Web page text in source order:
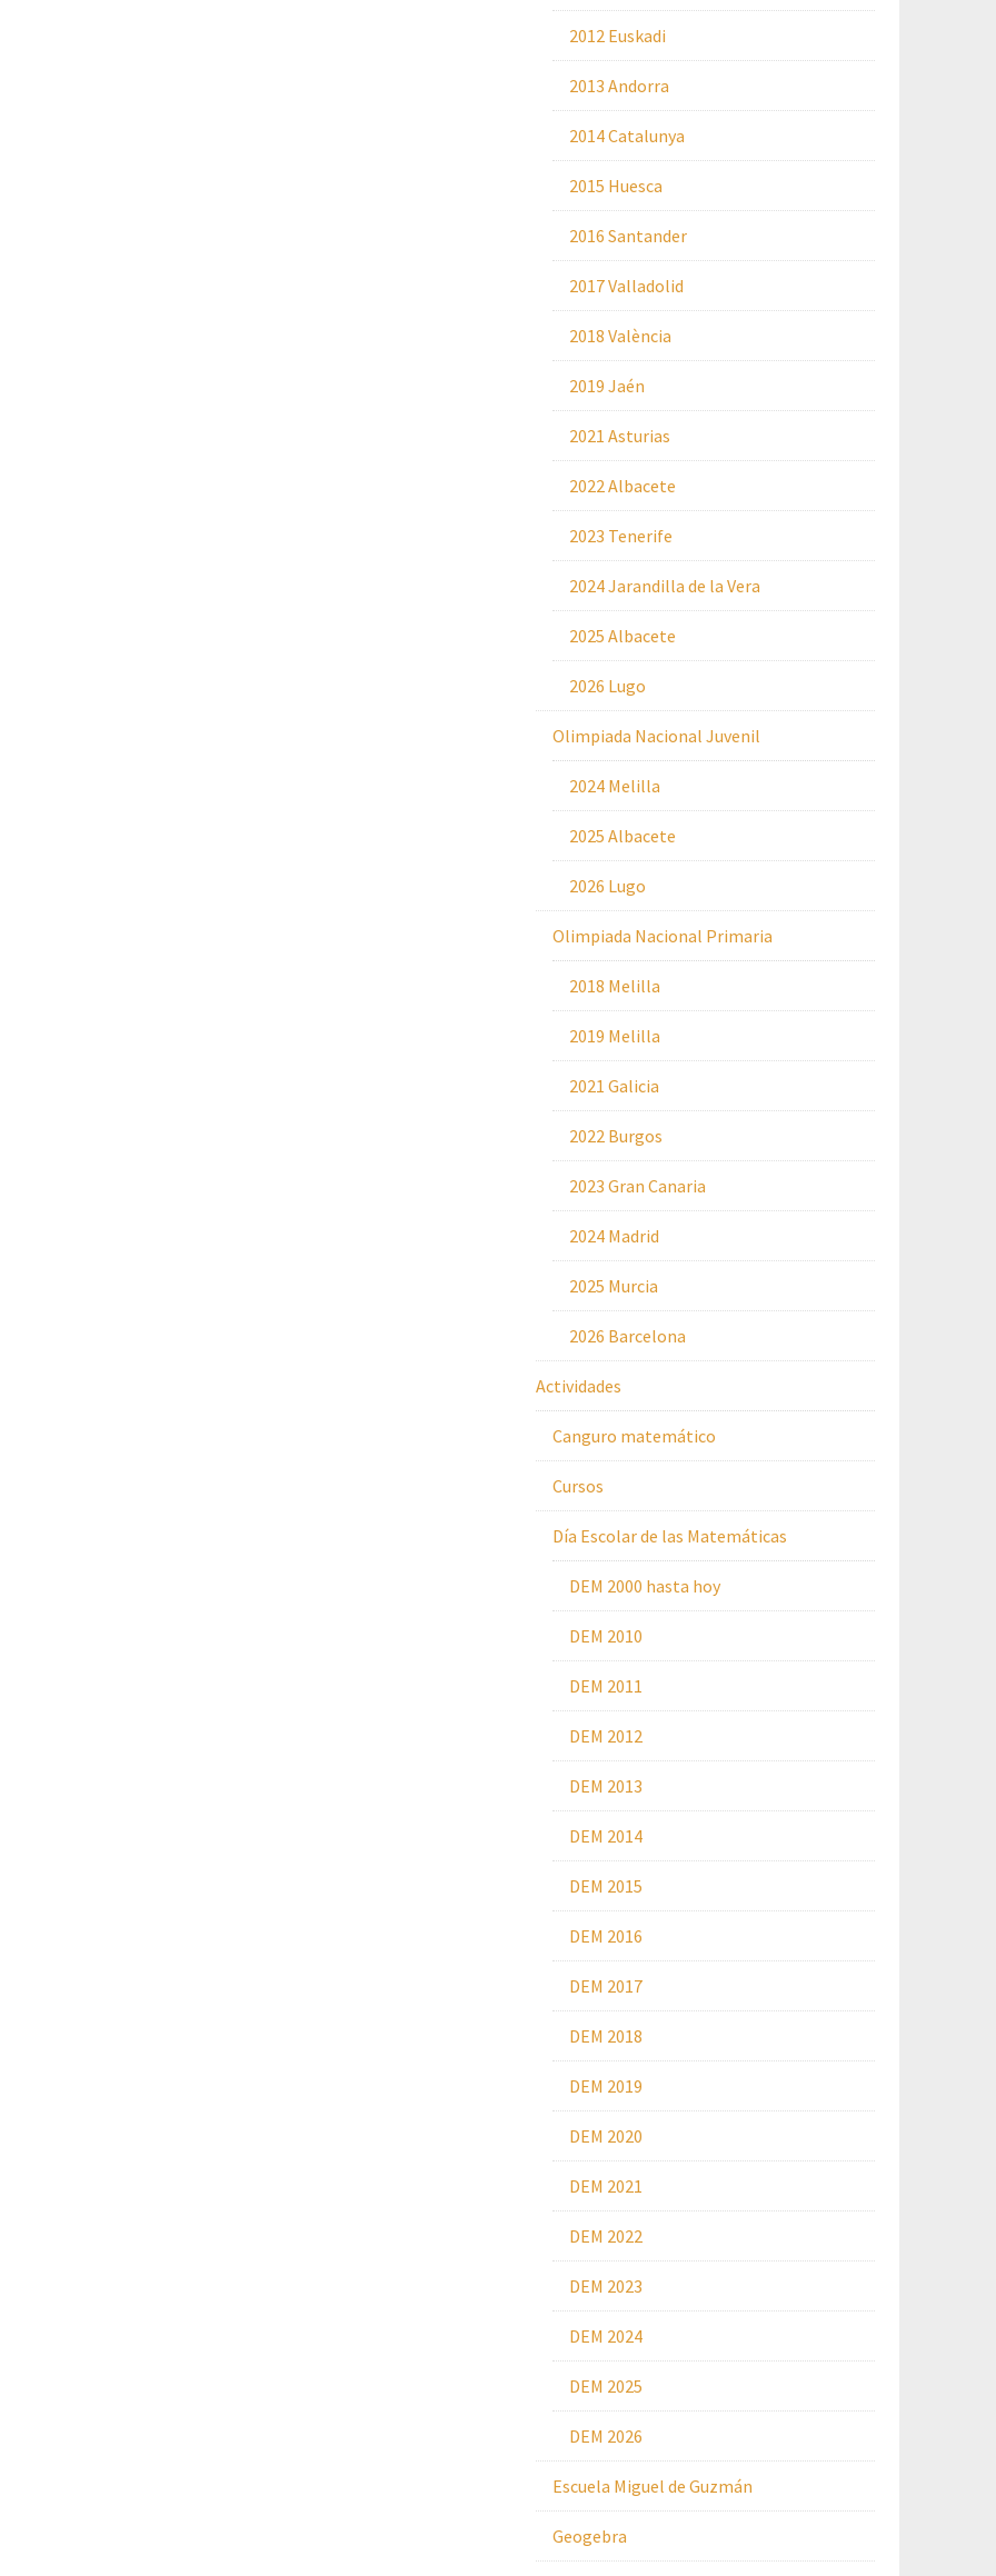
2012 Euskadi
2013 Andorra
2014 Catalunya
2015 Huesca
2016 Santander
2017 Valladolid
2018 València
2019 Jaén
2021 Asturias
2022 Albacete
2023 Tenerife
2024 Jarandilla de la Vera
2025 Albacete
2026 Lugo
Olimpiada Nacional Juvenil
2024 Melilla
2025 Albacete
2026 Lugo
Olimpiada Nacional Primaria
2018 Melilla
2019 Melilla
2021 Galicia
2022 Burgos
2023 Gran Canaria
2024 Madrid
2025 Murcia
2026 Barcelona
Actividades
Canguro matemático
Cursos
Día Escolar de las Matemáticas
DEM 2000 hasta hoy
DEM 2010
DEM 2011
DEM 2012
DEM 2013
DEM 2014
DEM 2015
DEM 2016
DEM 2017
DEM 2018
DEM 2019
DEM 2020
DEM 2021
DEM 2022
DEM 2023
DEM 2024
DEM 2025
DEM 2026
Escuela Miguel de Guzmán
Geogebra